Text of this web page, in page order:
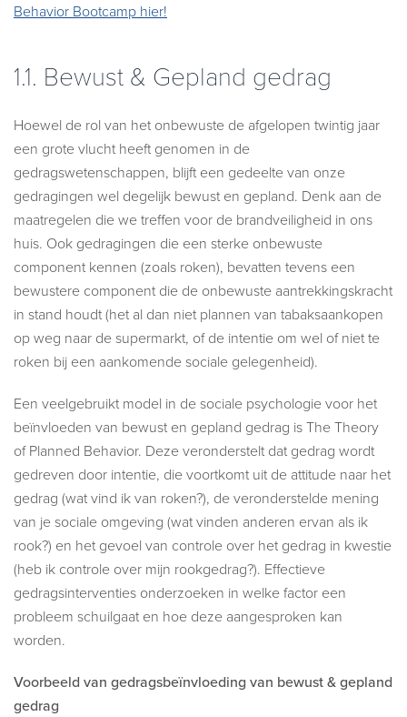
Behavior Bootcamp hier!
1.1. Bewust & Gepland gedrag
Hoewel de rol van het onbewuste de afgelopen twintig jaar
een grote vlucht heeft genomen in de
gedragswetenschappen, blijft een gedeelte van onze
gedragingen wel degelijk bewust en gepland. Denk aan de
maatregelen die we treffen voor de brandveiligheid in ons
huis. Ook gedragingen die een sterke onbewuste
component kennen (zoals roken), bevatten tevens een
bewustere component die de onbewuste aantrekkingskracht
in stand houdt (het al dan niet plannen van tabaksaankopen
op weg naar de supermarkt, of de intentie om wel of niet te
roken bij een aankomende sociale gelegenheid).
Een veelgebruikt model in de sociale psychologie voor het
beïnvloeden van bewust en gepland gedrag is The Theory
of Planned Behavior. Deze veronderstelt dat gedrag wordt
gedreven door intentie, die voortkomt uit de attitude naar het
gedrag (wat vind ik van roken?), de veronderstelde mening
van je sociale omgeving (wat vinden anderen ervan als ik
rook?) en het gevoel van controle over het gedrag in kwestie
(heb ik controle over mijn rookgedrag?). Effectieve
gedragsinterventies onderzoeken in welke factor een
probleem schuilgaat en hoe deze aangesproken kan
worden.
Voorbeeld van gedragsbeïnvloeding van bewust & gepland
gedrag